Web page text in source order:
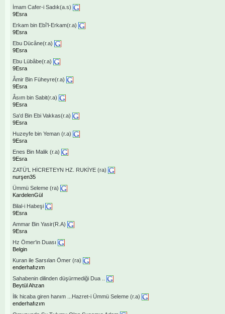
İmam Cafer-i Sadık(a.s)
9Esra
Erkam bin Ebî'l-Erkam(r.a)
9Esra
Ebu Dücâne(r.a)
9Esra
Ebu Lübâbe(r.a)
9Esra
Âmir Bin Füheyre(r.a)
9Esra
Âsım bin Sabit(r.a)
9Esra
Sa'd Bin Ebi Vakkas(r.a)
9Esra
Huzeyfe bin Yeman (r.a)
9Esra
Enes Bin Malik (r.a)
9Esra
ZATÜ'L HİCRETEYN HZ. RUKİYE (ra)
nurşen35
Ümmü Seleme (ra)
KardelenGül
Bilal-i Habeşi
9Esra
Ammar Bin Yasir(R.A)
9Esra
Hz Ömer'in Duası
Belgin
Kuran ile Sarsılan Ömer (ra)
enderhafızım
Sahabenin dilinden düşürmediği Dua ..
Beytül Ahzan
İlk hicaba giren hanım ...Hazret-i Ümmü Seleme (r.a)
enderhafızım